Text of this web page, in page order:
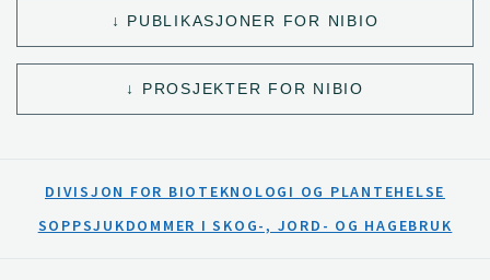
PUBLIKASJONER FOR NIBIO
PROSJEKTER FOR NIBIO
DIVISJON FOR BIOTEKNOLOGI OG PLANTEHELSE
SOPPSJUKDOMMER I SKOG-, JORD- OG HAGEBRUK